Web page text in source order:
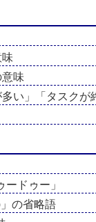
意味
い」「タスクが
ドゥー」
の省略語